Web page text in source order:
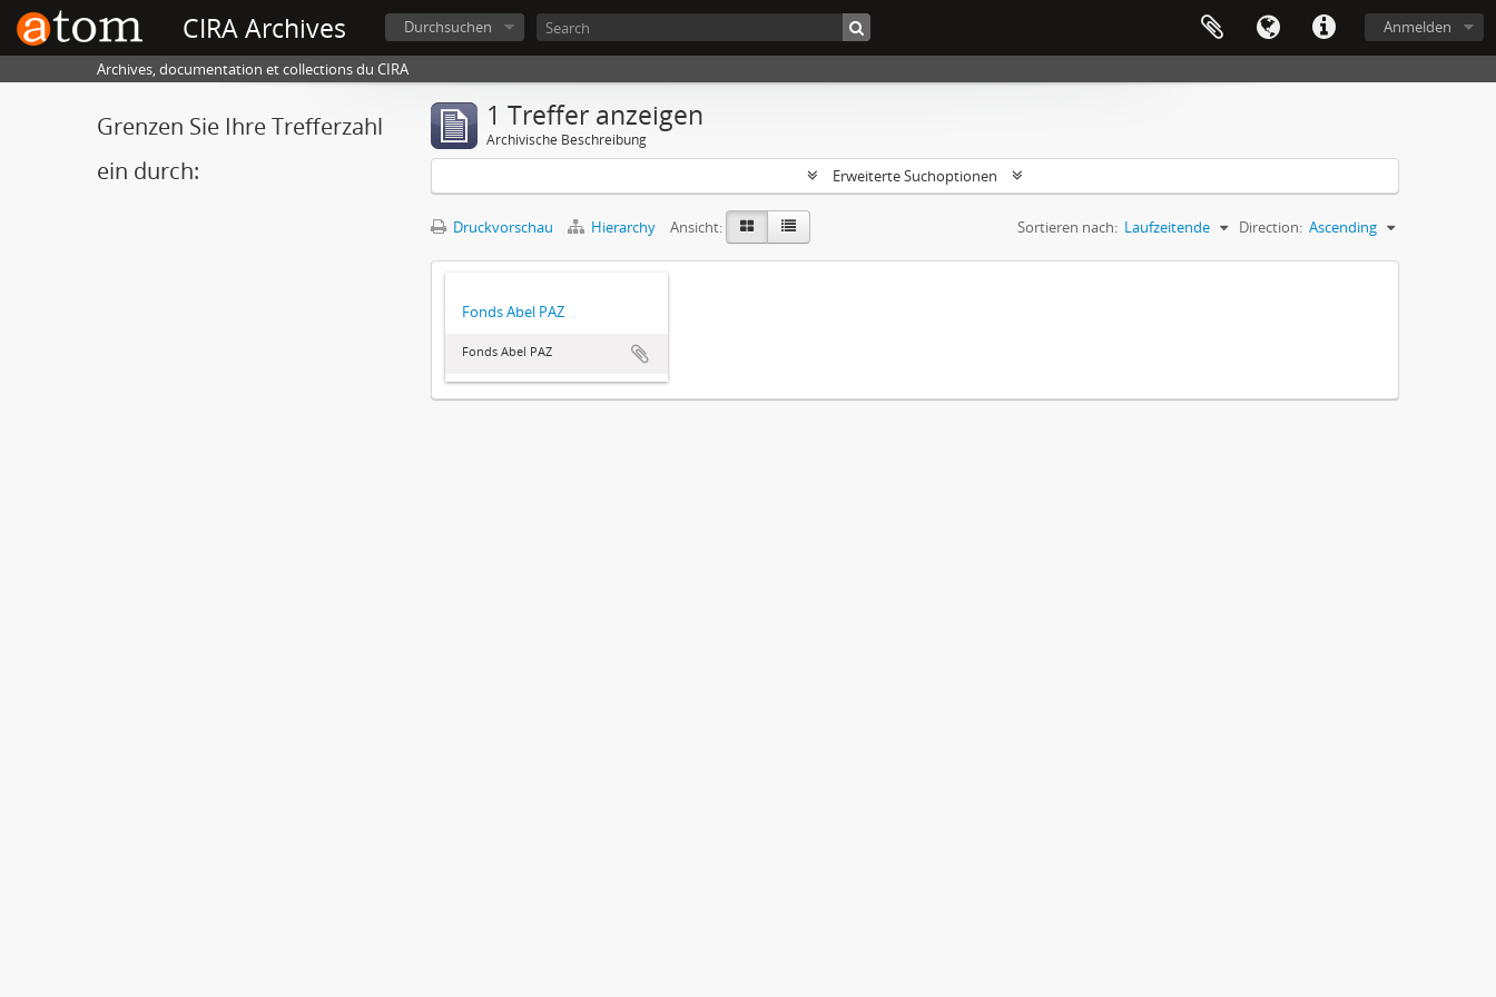
CIRA Archives Anmelden
Durchsuchen
Archives, documentation et collections du CIRA
Grenzen Sie Ihre Trefferzahl
ein durch:
1 Treffer anzeigen
Archivische Beschreibung
Erweiterte Suchoptionen
Druckvorschau Hierarchy Ansicht: Sortieren nach: Laufzeitende Direction: Ascending
Fonds Abel PAZ
Fonds Abel PAZ